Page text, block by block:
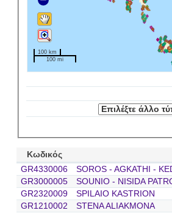
100 km
100 mi
Κωδικός
GR4330006
SOROS - AGKATHI -
GR3000005
SOUNIO - NISIDA
GR2320009
SPILAIO KASTRION
GR1210002
STENA ALIAKMONA